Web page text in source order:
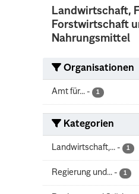
Landwirtschaft,
Forstwirtschaft
Nahrungsmittel
Organisationen
Amt für... - 1
Kategorien
Landwirtschaft,... - 1
Regierung und... - 1